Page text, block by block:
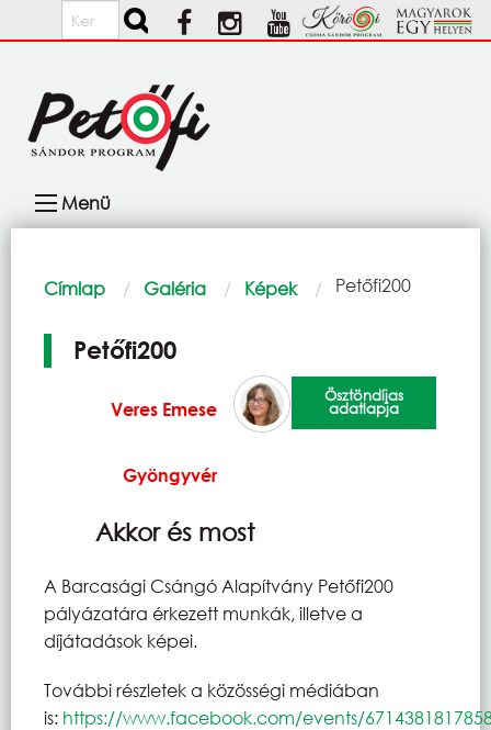
Ugrás a tartalomra
Keresés
navigáció
Menü
Morzsa
Címlap Galéria Képek Current:
Petőfi200
Petőfi200
Veres Emese
Gyöngyvér
Ösztöndíjas
adatlapja
Akkor és most
A Barcasági Csángó Alapítvány Petőfi200
pályázatára érkezett munkák, illetve a
díjátadások képei.
További részletek a közösségi médiában
is: https://www.facebook.com/events/